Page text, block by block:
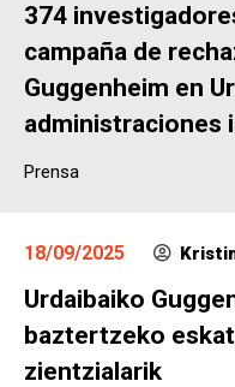
374
campaña de
Guggenheim en
administraciones
Prensa
18/09/2025
Urdaibaiko
baztertzeko
zientzialarik